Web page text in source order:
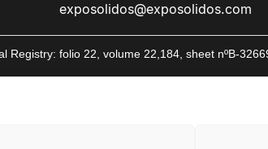
exposolidos@exposolidos.com
Registry: folio 22, volume 22,184, sheet nºB-